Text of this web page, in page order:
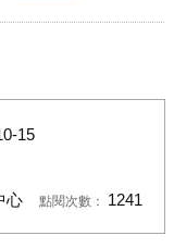
15
心 點閱次數： 1241